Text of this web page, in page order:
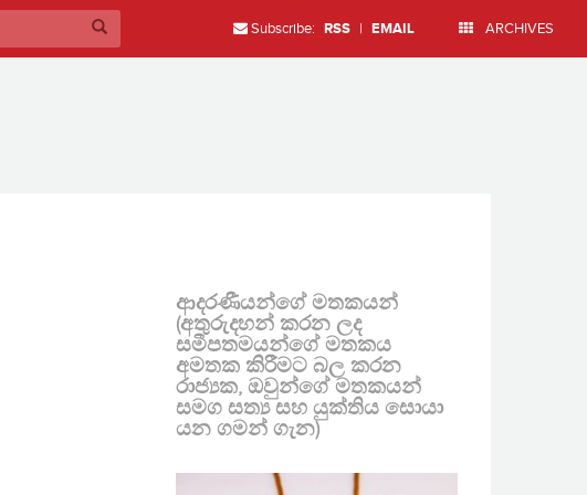
Subscribe: RSS | EMAIL ARCHIVES
ආදරණීයන්ගේ මතකයන්
(අතුරුදහන් කරන ලද
සමීපතමයන්ගේ මතකය
අමතක කිරීමට බල කරන
රාජ්‍යක, ඔවුන්ගේ මතකයන්
සමග සත්‍ය සහ යුක්තිය සොයා
යන ගමන් ගැන)